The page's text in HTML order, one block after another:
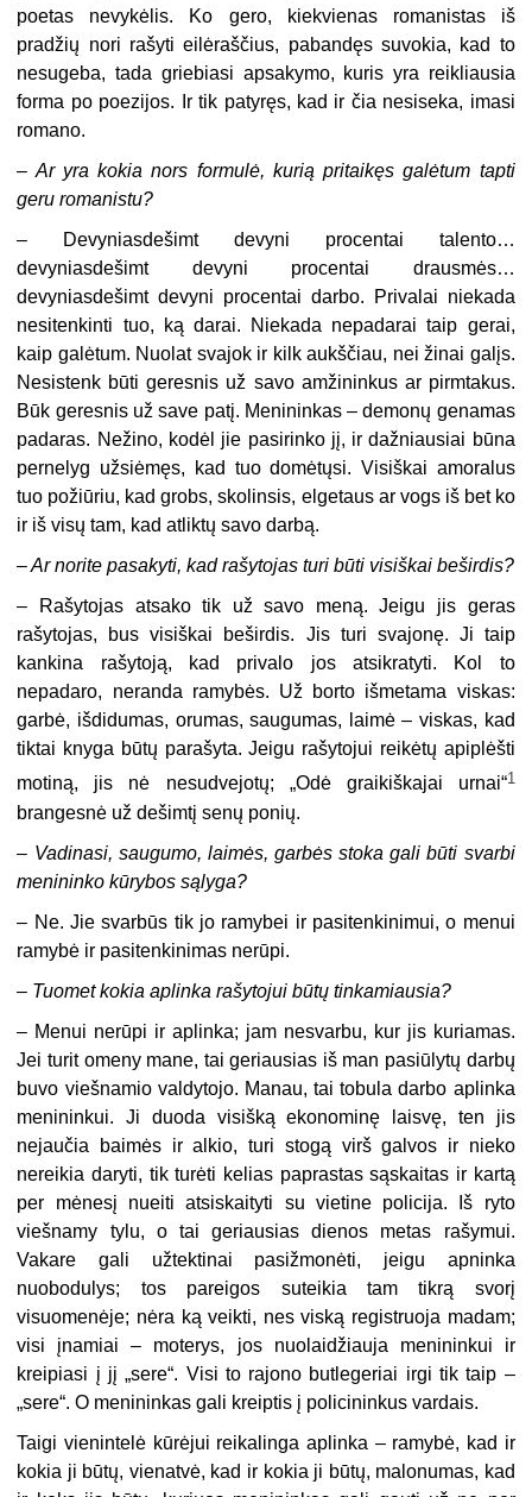
poetas nevykėlis. Ko gero, kiekvienas romanistas iš
pradžių nori rašyti eilėraščius, pabandęs suvokia, kad to
nesugeba, tada griebiasi apsakymo, kuris yra reikliausia
forma po poezijos. Ir tik patyręs, kad ir čia nesiseka, imasi
romano.
–Ar yra kokia nors formulė, kurią pritaikęs galėtum tapti
geru romanistu?
– Devyniasdešimt devyni procentai talento…
devyniasdešimt devyni procentai drausmės…
devyniasdešimt devyni procentai darbo. Privalai niekada
nesitenkinti tuo, ką darai. Niekada nepadarai taip gerai,
kaip galėtum. Nuolat svajok ir kilk aukščiau, nei žinai galįs.
Nesistenk būti geresnis už savo amžininkus ar pirmtakus.
Būk geresnis už save patį. Menininkas – demonų genamas
padaras. Nežino, kodėl jie pasirinko jį, ir dažniausiai būna
pernelyg užsiėmęs, kad tuo domėtųsi. Visiškai amoralus
tuo požiūriu, kad grobs, skolinsis, elgetaus ar vogs iš bet ko
ir iš visų tam, kad atliktų savo darbą.
–Ar norite pasakyti, kad rašytojas turi būti visiškai beširdis?
– Rašytojas atsako tik už savo meną. Jeigu jis geras
rašytojas, bus visiškai beširdis. Jis turi svajonę. Ji taip
kankina rašytoją, kad privalo jos atsikratyti. Kol to
nepadaro, neranda ramybės. Už borto išmetama viskas:
garbė, išdidumas, orumas, saugumas, laimė – viskas, kad
tiktai knyga būtų parašyta. Jeigu rašytojui reikėtų apiplėšti
motiną, jis nė nesudvejotų; „Odė graikiškajai urnai“1
brangesnė už dešimtį senų ponių.
– Vadinasi, saugumo, laimės, garbės stoka gali būti svarbi
menininko kūrybos sąlyga?
– Ne. Jie svarbūs tik jo ramybei ir pasitenkinimui, o menui
ramybė ir pasitenkinimas nerūpi.
– Tuomet kokia aplinka rašytojui būtų tinkamiausia?
– Menui nerūpi ir aplinka; jam nesvarbu, kur jis kuriamas.
Jei turit omeny mane, tai geriausias iš man pasiūlytų darbų
buvo viešnamio valdytojo. Manau, tai tobula darbo aplinka
menininkui. Ji duoda visišką ekonominę laisvę, ten jis
nejaučia baimės ir alkio, turi stogą virš galvos ir nieko
nereikia daryti, tik turėti kelias paprastas sąskaitas ir kartą
per mėnesį nueiti atsiskaityti su vietine policija. Iš ryto
viešnamy tylu, o tai geriausias dienos metas rašymui.
Vakare gali užtektinai pasižmonėti, jeigu apninka
nuobodulys; tos pareigos suteikia tam tikrą svorį
visuomenėje; nėra ką veikti, nes viską registruoja madam;
visi įnamiai – moterys, jos nuolaidžiauja menininkui ir
kreipiasi į jį „sere“. Visi to rajono butlegeriai irgi tik taip –
„sere“. O menininkas gali kreiptis į policininkus vardais.
Taigi vienintelė kūrėjui reikalinga aplinka – ramybė, kad ir
kokia ji būtų, vienatvė, kad ir kokia ji būtų, malonumas, kad